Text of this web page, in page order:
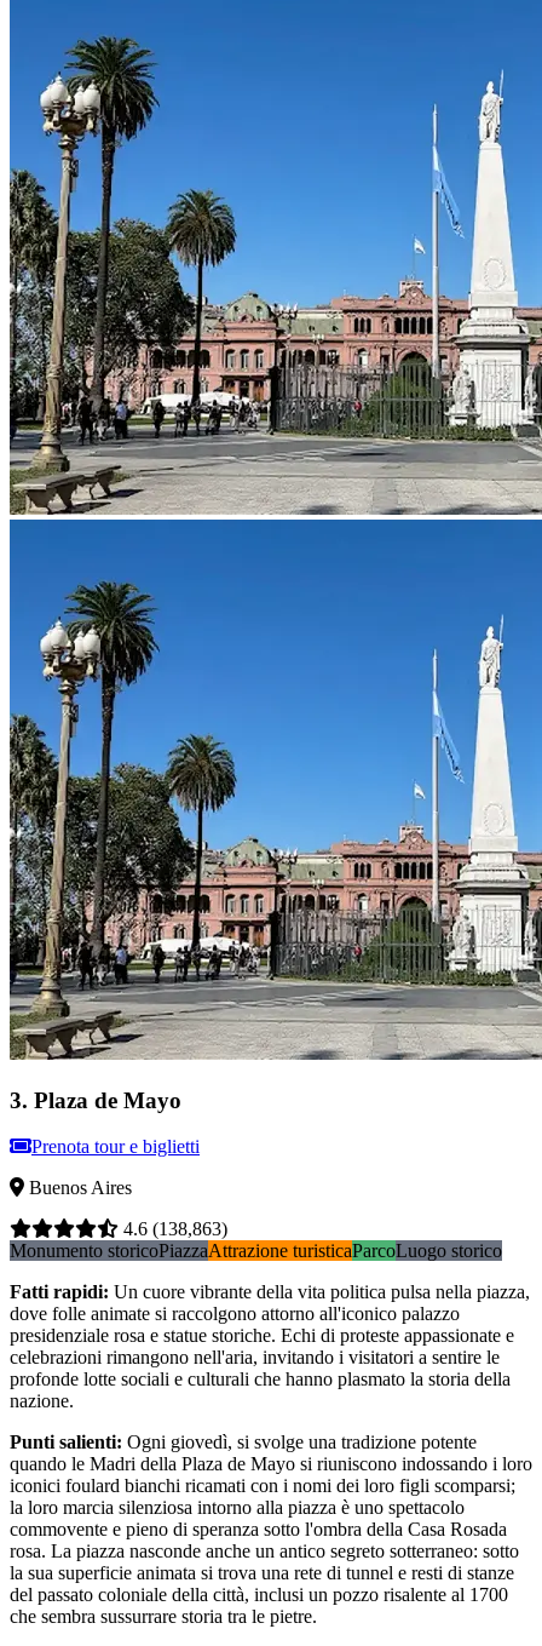
3. Plaza de Mayo
Prenota tour e biglietti
Buenos Aires
4.6 (138,863)
Monumento storicoPiazzaAttrazione turisticaParcoLuogo storico
Fatti rapidi: Un cuore vibrante della vita politica pulsa nella piazza,
dove folle animate si raccolgono attorno all'iconico palazzo
presidenziale rosa e statue storiche. Echi di proteste appassionate e
celebrazioni rimangono nell'aria, invitando i visitatori a sentire le
profonde lotte sociali e culturali che hanno plasmato la storia della
nazione.
Punti salienti: Ogni giovedì, si svolge una tradizione potente
quando le Madri della Plaza de Mayo si riuniscono indossando i loro
iconici foulard bianchi ricamati con i nomi dei loro figli scomparsi;
la loro marcia silenziosa intorno alla piazza è uno spettacolo
commovente e pieno di speranza sotto l'ombra della Casa Rosada
rosa. La piazza nasconde anche un antico segreto sotterraneo: sotto
la sua superficie animata si trova una rete di tunnel e resti di stanze
del passato coloniale della città, inclusi un pozzo risalente al 1700
che sembra sussurrare storia tra le pietre.